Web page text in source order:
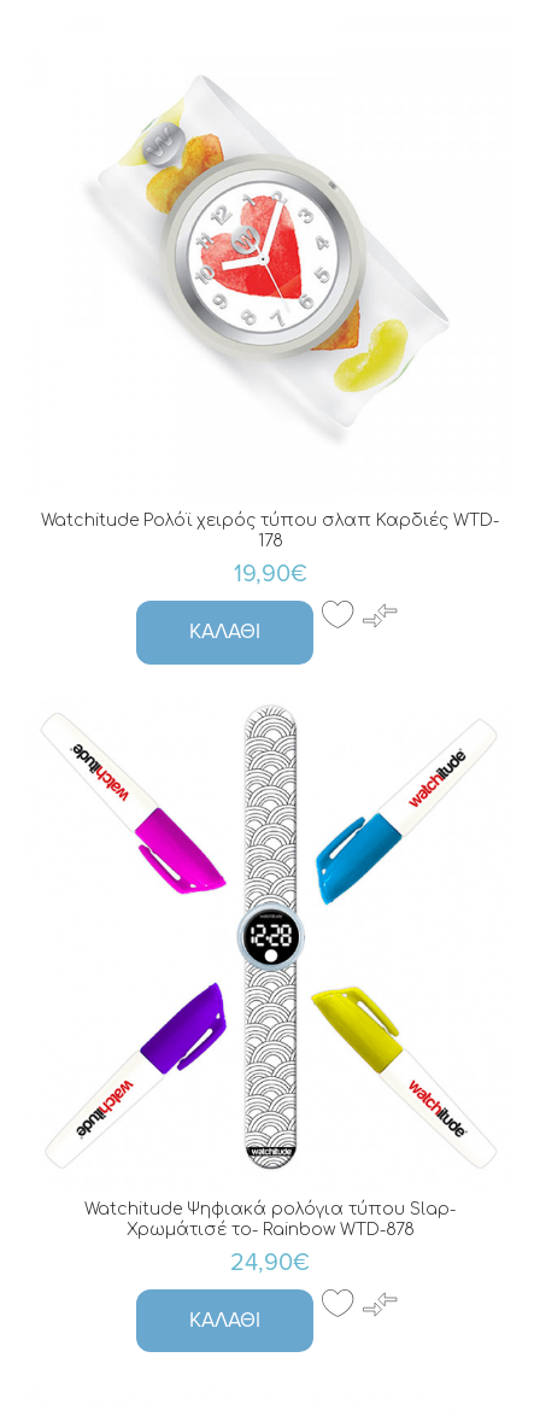
Watchitude Ρολόϊ χειρός τύπου σλαπ Καρδιές WTD-
178
19,90€
ΚΑΛΆΘΙ
Watchitude Ψηφιακά ρολόγια τύπου Slap-
Χρωμάτισέ το- Rainbow WTD-878
24,90€
ΚΑΛΆΘΙ